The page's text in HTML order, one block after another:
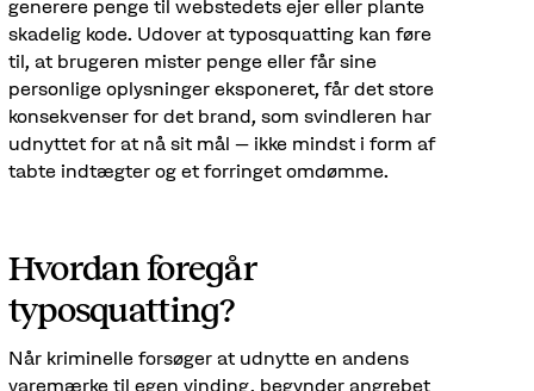
generere penge til webstedets ejer eller plante
skadelig kode. Udover at typosquatting kan føre
til, at brugeren mister penge eller får sine
personlige oplysninger eksponeret, får det store
konsekvenser for det brand, som svindleren har
udnyttet for at nå sit mål – ikke mindst i form af
tabte indtægter og et forringet omdømme.
Hvordan foregår
typosquatting?
Når kriminelle forsøger at udnytte en andens
varemærke til egen vinding, begynder angrebet